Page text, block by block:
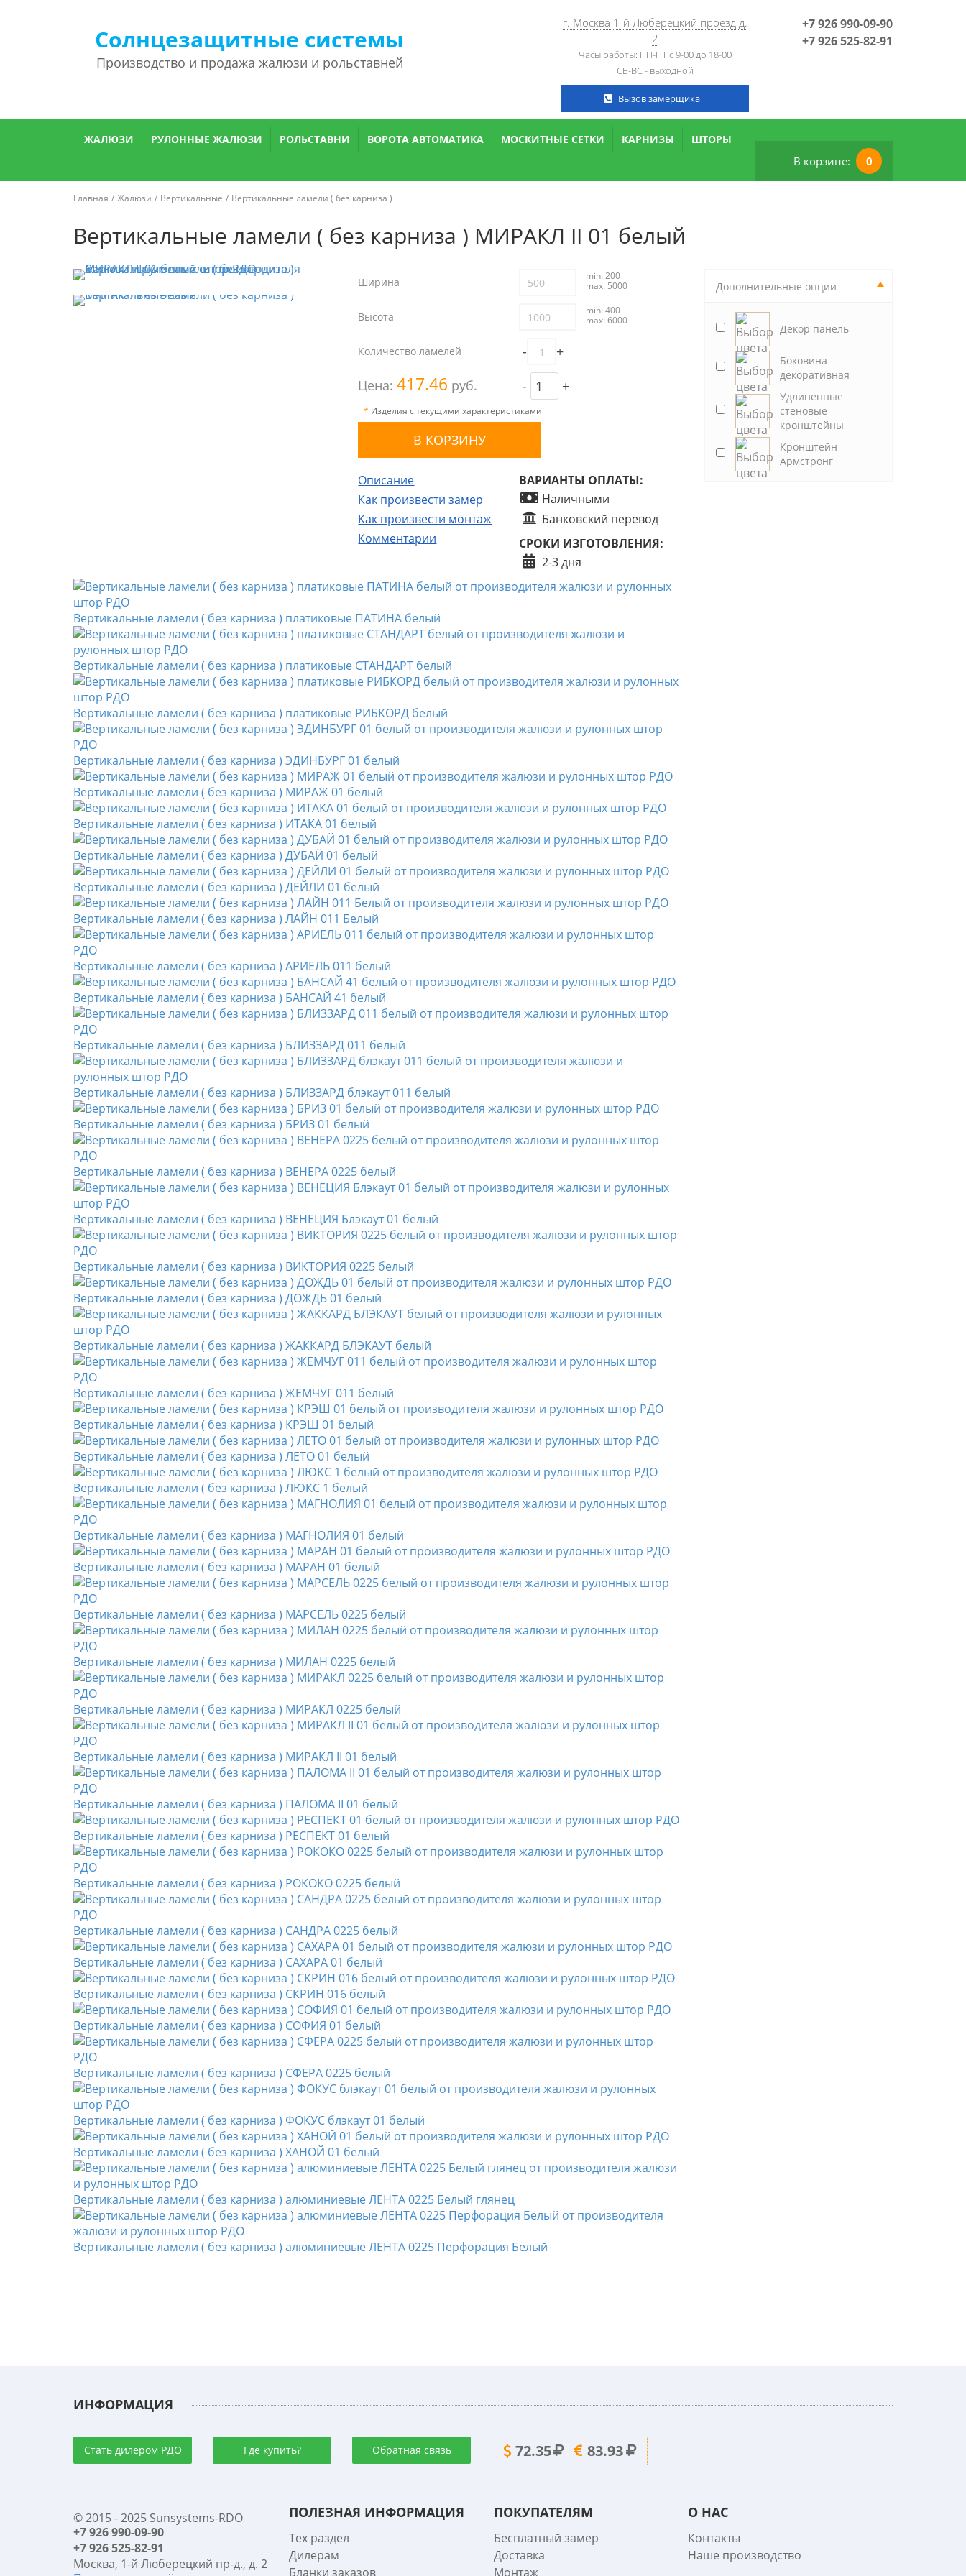
Солнцезащитные системы
Производство и продажа жалюзи и рольставней
г. Москва 1-й Люберецкий проезд д.
2
Часы работы: ПН-ПТ с 9-00 до 18-00
СБ-ВС - выходной
Вызов замерщика
+7 926 990-09-90
+7 926 525-82-91
ЖАЛЮЗИ РУЛОННЫЕ ЖАЛЮЗИ РОЛЬСТАВНИ ВОРОТА АВТОМАТИКА МОСКИТНЫЕ СЕТКИ КАРНИЗЫ ШТОРЫ
В корзине: 0
Главная Жалюзи Вертикальные Вертикальные ламели ( без карниза )
Вертикальные ламели ( без карниза ) МИРАКЛ II 01 белый
Дополнительные опции
Декор панель
Боковина
декоративная
Удлиненные
стеновые
кронштейны
Кронштейн
Армстронг
Ширина
min: 200
max: 5000
Высота
min: 400
max: 6000
Количество ламелей -
+
Цена:417.46 руб. - +
* Изделия с текущими характеристиками
Описание
Как произвести замер
Как произвести монтаж
Комментарии
ВАРИАНТЫ ОПЛАТЫ:
Наличными
Банковский перевод
СРОКИ ИЗГОТОВЛЕНИЯ:
2-3 дня
Вертикальные ламели ( без карниза ) платиковые ПАТИНА белый
Вертикальные ламели ( без карниза ) платиковые СТАНДАРТ белый
Вертикальные ламели ( без карниза ) платиковые РИБКОРД белый
Вертикальные ламели ( без карниза ) ЭДИНБУРГ 01 белый
Вертикальные ламели ( без карниза ) МИРАЖ 01 белый
Вертикальные ламели ( без карниза ) ИТАКА 01 белый
Вертикальные ламели ( без карниза ) ДУБАЙ 01 белый
Вертикальные ламели ( без карниза ) ДЕЙЛИ 01 белый
Вертикальные ламели ( без карниза ) ЛАЙН 011 Белый
Вертикальные ламели ( без карниза ) АРИЕЛЬ 011 белый
Вертикальные ламели ( без карниза ) БАНСАЙ 41 белый
Вертикальные ламели ( без карниза ) БЛИЗЗАРД 011 белый
Вертикальные ламели ( без карниза ) БЛИЗЗАРД блэкаут 011 белый
Вертикальные ламели ( без карниза ) БРИЗ 01 белый
Вертикальные ламели ( без карниза ) ВЕНЕРА 0225 белый
Вертикальные ламели ( без карниза ) ВЕНЕЦИЯ Блэкаут 01 белый
Вертикальные ламели ( без карниза ) ВИКТОРИЯ 0225 белый
Вертикальные ламели ( без карниза ) ДОЖДЬ 01 белый
Вертикальные ламели ( без карниза ) ЖАККАРД БЛЭКАУТ белый
Вертикальные ламели ( без карниза ) ЖЕМЧУГ 011 белый
Вертикальные ламели ( без карниза ) КРЭШ 01 белый
Вертикальные ламели ( без карниза ) ЛЕТО 01 белый
Вертикальные ламели ( без карниза ) ЛЮКС 1 белый
Вертикальные ламели ( без карниза ) МАГНОЛИЯ 01 белый
Вертикальные ламели ( без карниза ) МАРАН 01 белый
Вертикальные ламели ( без карниза ) МАРСЕЛЬ 0225 белый
Вертикальные ламели ( без карниза ) МИЛАН 0225 белый
Вертикальные ламели ( без карниза ) МИРАКЛ 0225 белый
Вертикальные ламели ( без карниза ) МИРАКЛ II 01 белый
Вертикальные ламели ( без карниза ) ПАЛОМА II 01 белый
Вертикальные ламели ( без карниза ) РЕСПЕКТ 01 белый
Вертикальные ламели ( без карниза ) РОКОКО 0225 белый
Вертикальные ламели ( без карниза ) САНДРА 0225 белый
Вертикальные ламели ( без карниза ) САХАРА 01 белый
Вертикальные ламели ( без карниза ) СКРИН 016 белый
Вертикальные ламели ( без карниза ) СОФИЯ 01 белый
Вертикальные ламели ( без карниза ) СФЕРА 0225 белый
Вертикальные ламели ( без карниза ) ФОКУС блэкаут 01 белый
Вертикальные ламели ( без карниза ) ХАНОЙ 01 белый
Вертикальные ламели ( без карниза ) алюминиевые ЛЕНТА 0225 Белый глянец
Вертикальные ламели ( без карниза ) алюминиевые ЛЕНТА 0225 Перфорация Белый
ИНФОРМАЦИЯ
Стать дилером РДО Где купить? Обратная связь 72.35 83.93
© 2015 - 2025 Sunsystems-RDO
+7 926 990-09-90
+7 926 525-82-91
Москва, 1-й Люберецкий пр-д., д. 2
ПОЛЕЗНАЯ ИНФОРМАЦИЯ
Тех раздел
Дилерам
Бланки заказов
ПОКУПАТЕЛЯМ
Бесплатный замер
Доставка
Монтаж
О НАС
Контакты
Наше производство